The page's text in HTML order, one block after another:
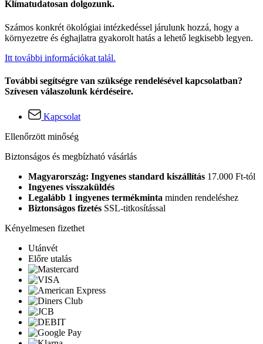
Klímatudatosan dolgozunk.
Számos konkrét ökológiai intézkedéssel járulunk hozzá, hogy a
környezetre és éghajlatra gyakorolt hatás a lehető legkisebb legyen.
Itt további információkat talál.
További segítségre van szüksége rendelésével kapcsolatban?
Szívesen válaszolunk kérdéseire.
Kapcsolat
Ellenőrzött minőség
Biztonságos és megbízható vásárlás
Magyarország: Ingyenes standard kiszállítás 17.000 Ft-tól
Ingyenes visszaküldés
Legalább 1 ingyenes termékminta minden rendeléshez
Biztonságos fizetés SSL-titkosítással
Kényelmesen fizethet
Utánvét
Előre utalás